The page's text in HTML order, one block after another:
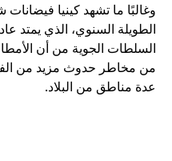
وغالبًا ما تشهد كينيا
الطويلة السنوي، الذي يمتد
السلطات الجوية من أن
من مخاطر حدوث مزيد من
عدة مناطق من البلاد.